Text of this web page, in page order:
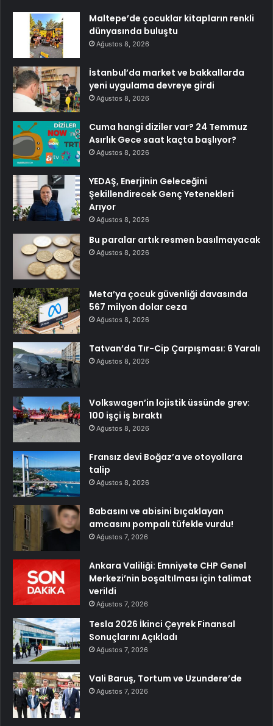
Maltepe’de çocuklar kitapların renkli
dünyasında buluştu
Ağustos 8, 2026
İstanbul’da market ve bakkallarda
yeni uygulama devreye girdi
Ağustos 8, 2026
Cuma hangi diziler var? 24 Temmuz
Asırlık Gece saat kaçta başlıyor?
Ağustos 8, 2026
YEDAŞ, Enerjinin Geleceğini
Şekillendirecek Genç Yetenekleri
Arıyor
Ağustos 8, 2026
Bu paralar artık resmen basılmayacak
Ağustos 8, 2026
Meta’ya çocuk güvenliği davasında
567 milyon dolar ceza
Ağustos 8, 2026
Tatvan’da Tır-Cip Çarpışması: 6 Yaralı
Ağustos 8, 2026
Volkswagen’in lojistik üssünde grev:
100 işçi iş bıraktı
Ağustos 8, 2026
Fransız devi Boğaz’a ve otoyollara
talip
Ağustos 8, 2026
Babasını ve abisini bıçaklayan
amcasını pompalı tüfekle vurdu!
Ağustos 7, 2026
Ankara Valiliği: Emniyete CHP Genel
Merkezi’nin boşaltılması için talimat
verildi
Ağustos 7, 2026
Tesla 2026 İkinci Çeyrek Finansal
Sonuçlarını Açıkladı
Ağustos 7, 2026
Vali Baruş, Tortum ve Uzundere’de
Ağustos 7, 2026